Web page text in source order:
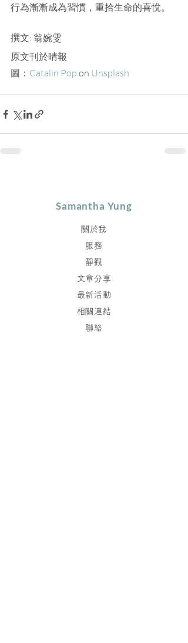
行為漸漸成為習慣，重拾生命的喜悅。
撰文: 翁婉雯
原文刊於晴報
圖： Catalin Pop on Unsplash
Samantha Yung
關於我
服務
靜觀
文章分享
最新活動
相關連結
聯絡